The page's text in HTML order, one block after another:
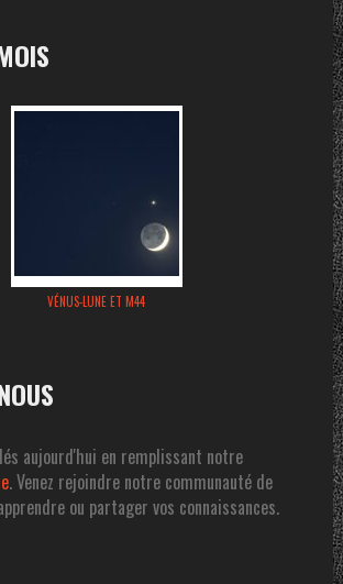
VÉNUS-LUNE ET M44
aujourd'hui en remplissant notre
. Venez rejoindre notre communauté de
ou partager vos connaissances.